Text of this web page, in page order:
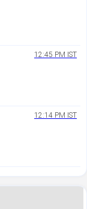
12:45 PM IST
12:14 PM IST